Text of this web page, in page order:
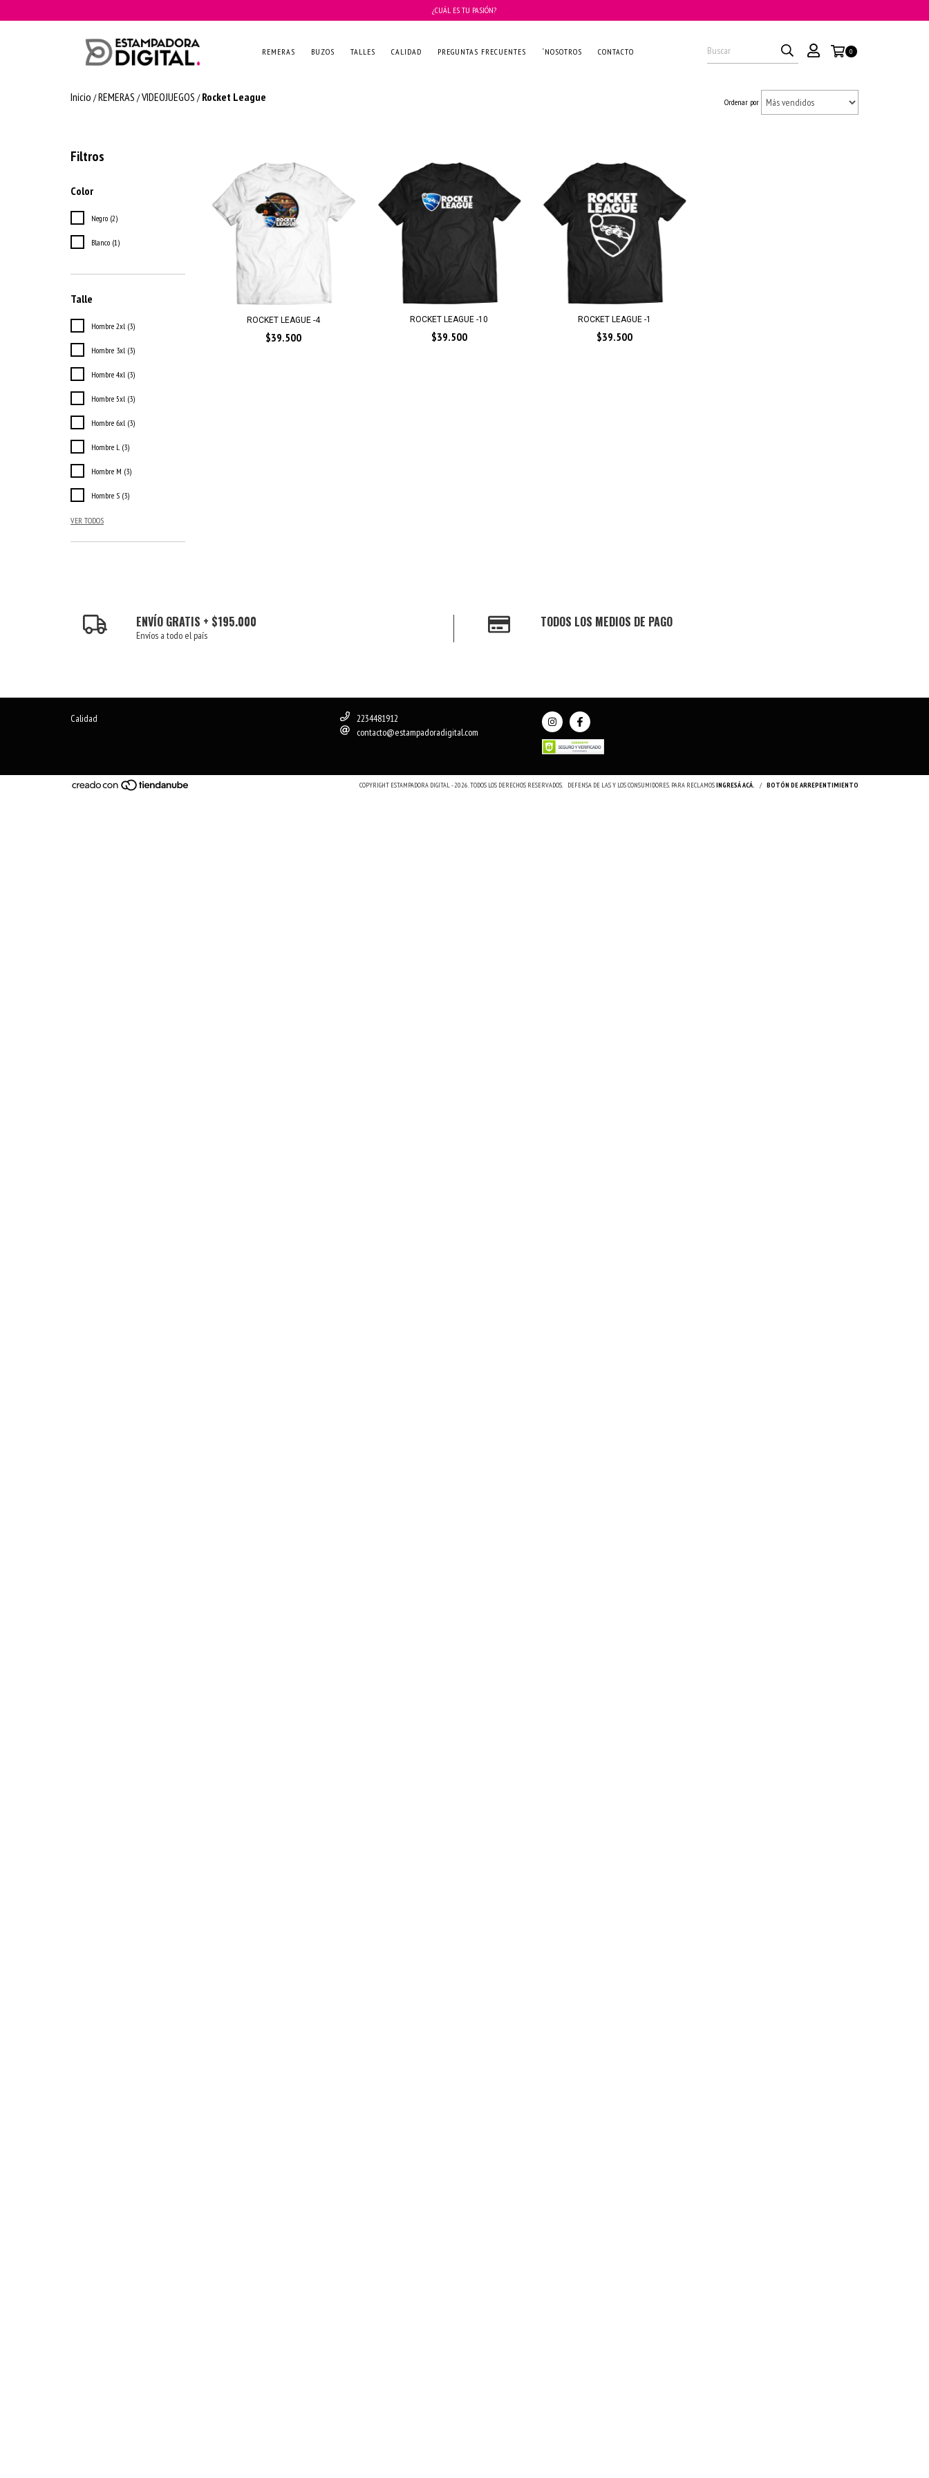
¿CUÁL ES TU PASIÓN?
REMERAS BUZOS TALLES CALIDAD PREGUNTAS FRECUENTES `NOSOTROS CONTACTO 0
Inicio /REMERAS /VIDEOJUEGOS / Rocket League Ordenar por
Filtros
Color
Negro (2)
Blanco (1)
Talle
Hombre 2xl (3)
Hombre 3xl (3)
Hombre 4xl (3)
Hombre 5xl (3)
Hombre 6xl (3)
Hombre L (3)
Hombre M (3)
Hombre S (3)
VER TODOS
ROCKET LEAGUE -4
$39.500
ROCKET LEAGUE -10
$39.500
ROCKET LEAGUE -1
$39.500
ENVÍO GRATIS + $195.000
Envíos a todo el país
TODOS LOS MEDIOS DE PAGO
Calidad
2234481912
contacto@estampadoradigital.com
COPYRIGHT ESTAMPADORA DIGITAL - 2026. TODOS LOS DERECHOS RESERVADOS. DEFENSA DE LAS Y LOS CONSUMIDORES. PARA RECLAMOSINGRESÁ ACÁ. / BOTÓN DE ARREPENTIMIENTO